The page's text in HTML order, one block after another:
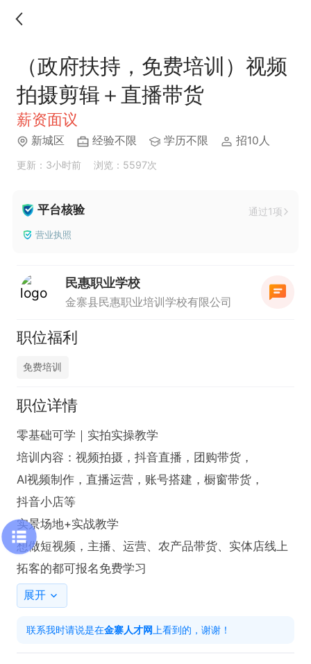
（政府扶持，免费培训）视频
拍摄剪辑＋直播带货
薪资面议
新城区 经验不限 学历不限 招10人
更新：3小时前 浏览：5597次
平台核验 通过1项
营业执照
民惠职业学校
金寨县民惠职业培训学校有限公司
职位福利
免费培训
职位详情
零基础可学｜实拍实操教学
培训内容：视频拍摄，抖音直播，团购带货，
AI视频制作，直播运营，账号搭建，橱窗带货，
抖音小店等
实景场地+实战教学
想做短视频，主播、运营、农产品带货、实体店线上
拓客的都可报名免费学习
展开
联系我时请说是在金寨人才网 上看到的，谢谢！